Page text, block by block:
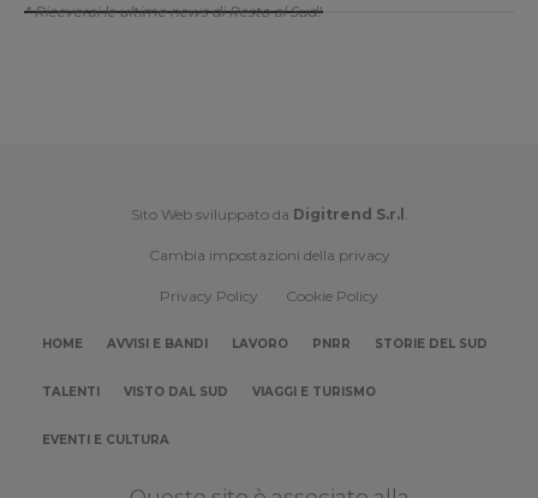
* Riceverai le ultime news di Resto al Sud!
Sito Web sviluppato da Digitrend S.r.l .
Cambia impostazioni della privacy
Privacy Policy Cookie Policy
HOME AVVISI E BANDI LAVORO PNRR STORIE DEL SUD
TALENTI VISTO DAL SUD VIAGGI E TURISMO
EVENTI E CULTURA